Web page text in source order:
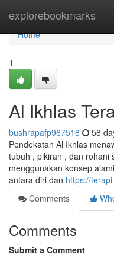
explorebookmarks
Home
Home
1
Al Ikhlas
bushrapafp967518 58
Pendekatan Al Ikhlas
tubuh , pikiran , dan rohani
menggunakan konsep
antara diri dan https://
Comments
Comments
Submit a Comment